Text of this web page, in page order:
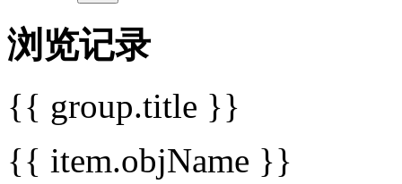
浏览记录
{{ group.title }}
{{ item.objName }}